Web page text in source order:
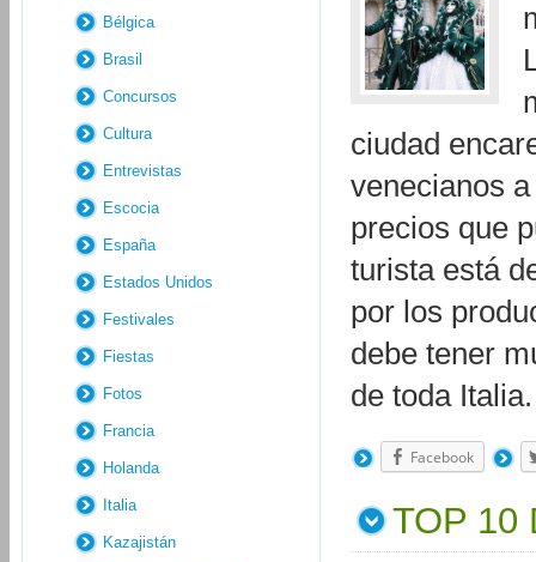
ciudad
venecianos
precios que
turista está
por los
debe tener
de toda
Facebook
TOP 10
Bélgica
Brasil
Concursos
Cultura
Entrevistas
Escocia
España
Estados Unidos
Festivales
Fiestas
Fotos
Francia
Holanda
Italia
Kazajistán